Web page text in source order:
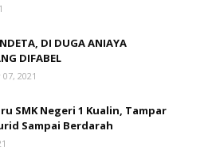
DI DUGA ANIAYA
DIFABEL
2021
SMK Negeri 1 Kualin, Tampar
Sampai Berdarah